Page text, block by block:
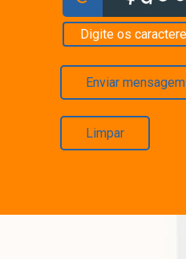
Enviar mensagem
Limpar